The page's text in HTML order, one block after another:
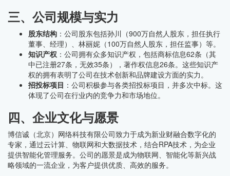
三、公司规模与实力
股东结构 ：公司股东包括孙川（900万自然人股东，担任执行
董事、经理）、林丽妮（100万自然人股东，担任监事）等。
知识产权 ：公司拥有众多知识产权，包括商标信息62条（其
中已注册27条，无效35条），著作权信息26条。这些知识产
权的拥有表明了公司在技术创新和品牌建设方面的实力。
招投标项目 ：公司积极参与各类招投标项目，并多次中标。这
体现了公司在行业内的竞争力和市场地位。
四、企业文化与愿景
博信诚（北京）网络科技有限公司致力于成为新业财融合数字化的
专家，通过云计算、物联网和大数据技术，结合RPA技术，为企业
提供智能化管理服务。公司的愿景是成为物联网、智能化等新兴战
略领域的一流企业，为客户提供优质、高效的服务。